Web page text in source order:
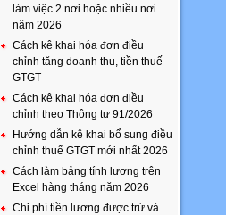
làm việc 2 nơi hoặc nhiều nơi
năm 2026
Cách kê khai hóa đơn điều
chỉnh tăng doanh thu, tiền thuế
GTGT
Cách kê khai hóa đơn điều
chỉnh theo Thông tư 91/2026
Hướng dẫn kê khai bổ sung điều
chỉnh thuế GTGT mới nhất 2026
Cách làm bảng tính lương trên
Excel hàng tháng năm 2026
Chi phí tiền lương được trừ và